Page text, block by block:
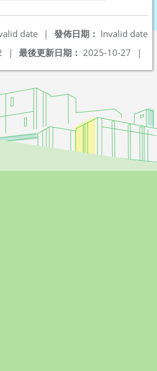
發佈日期： Invalid date
date
|
最後更新日期： 2025-10-27 |
|